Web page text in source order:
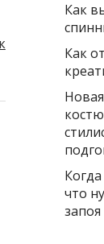
Как
Как
что
запоя